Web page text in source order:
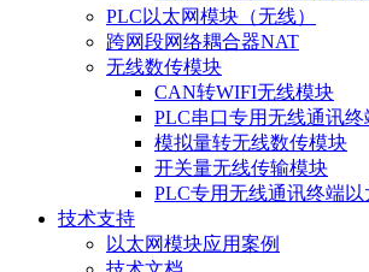
PLC以太网模块（无线）
跨网段网络耦合器NAT
无线数传模块
CAN转WIFI无线模块
PLC串口专用无线通讯终
模拟量转无线数传模块
开关量无线传输模块
PLC专用无线通讯终端以
技术支持
以太网模块应用案例